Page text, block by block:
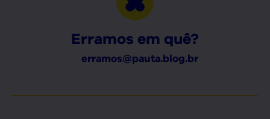
Erramos em quê?
erramos@pauta.blog.br